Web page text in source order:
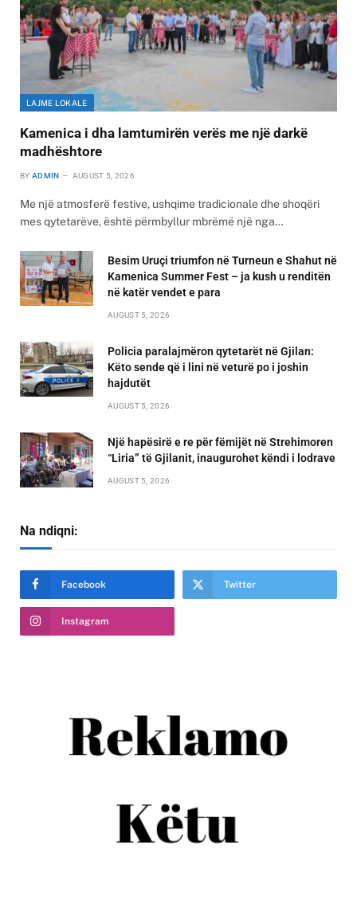
LAJME LOKALE
Kamenica i dha lamtumirën verës me një darkë
madhështore
BY ADMIN AUGUST 5, 2026
Me një atmosferë festive, ushqime tradicionale dhe shoqëri
mes qytetarëve, është përmbyllur mbrëmë një nga…
Besim Uruçi triumfon në Turneun e Shahut në
Kamenica Summer Fest – ja kush u renditën
në katër vendet e para
AUGUST 5, 2026
Policia paralajmëron qytetarët në Gjilan:
Këto sende që i lini në veturë po i joshin
hajdutët
AUGUST 5, 2026
Një hapësirë e re për fëmijët në Strehimoren
“Liria” të Gjilanit, inaugurohet këndi i lodrave
AUGUST 5, 2026
Na ndiqni:
Facebook Twitter
Instagram